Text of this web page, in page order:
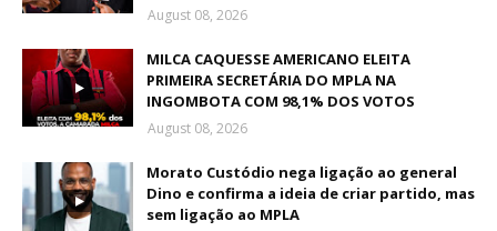
August 08, 2026
MILCA CAQUESSE AMERICANO ELEITA
PRIMEIRA SECRETÁRIA DO MPLA NA
INGOMBOTA COM 98,1% DOS VOTOS
August 08, 2026
Morato Custódio nega ligação ao general
Dino e confirma a ideia de criar partido, mas
sem ligação ao MPLA